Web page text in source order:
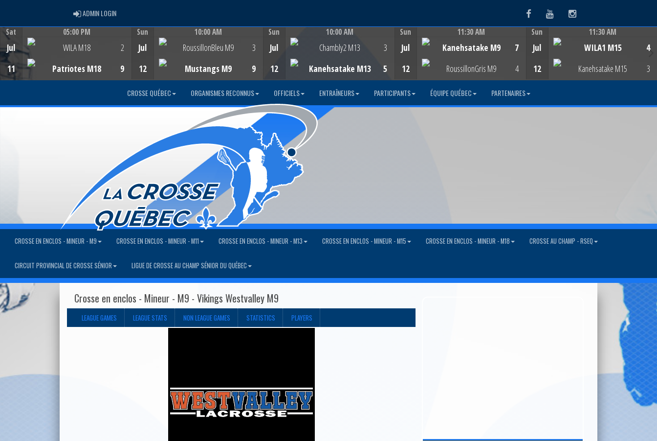
ADMIN LOGINADMIN LOGIN FacebookYoutubeInstagram
Sat
Jul
11
05:00 PM
WILA M18
Patriotes M18
2
9
Sun
Jul
12
10:00 AM
RoussillonBleu M9
Mustangs M9
3
9
Sun
Jul
12
10:00 AM
Chambly2 M13
Kanehsatake M13
3
5
Sun
Jul
12
11:30 AM
Kanehsatake M9
RoussillonGris M9
7
4
Sun
Jul
12
11:30 AM
WILA1 M15
Kanehsatake M15
4
3
CROSSE QUÉBEC ORGANISMES RECONNUS OFFICIELS ENTRAÎNEURS PARTICIPANTS ÉQUIPE QUÉBEC PARTENAIRES
CROSSE EN ENCLOS - MINEUR - M9 CROSSE EN ENCLOS - MINEUR - M11 CROSSE EN ENCLOS - MINEUR - M13 CROSSE EN ENCLOS - MINEUR - M15 CROSSE EN ENCLOS - MINEUR - M18 CROSSE AU CHAMP - RSEQ
CIRCUIT PROVINCIAL DE CROSSE SÉNIOR LIGUE DE CROSSE AU CHAMP SÉNIOR DU QUÉBEC
Crosse en enclos - Mineur - M9 - Vikings Westvalley M9
LEAGUE GAMES LEAGUE STATS NON LEAGUE GAMES STATISTICS PLAYERS